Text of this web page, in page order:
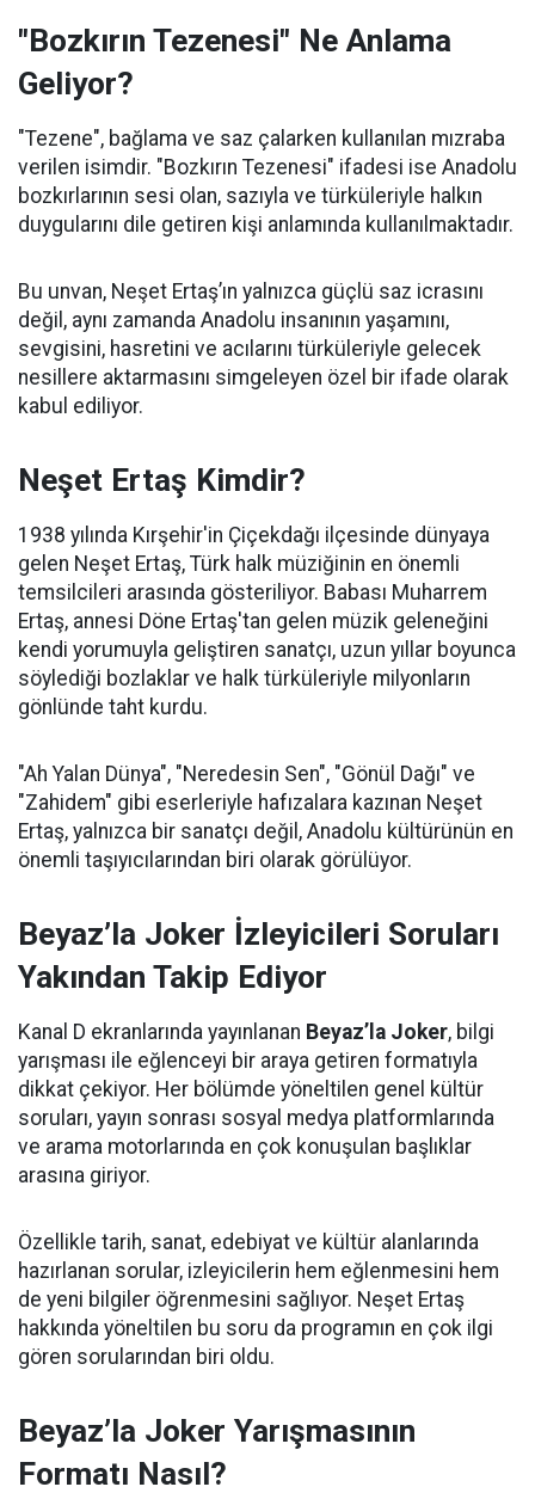
"Bozkırın Tezenesi" Ne Anlama
Geliyor?
"Tezene", bağlama ve saz çalarken kullanılan mızraba
verilen isimdir. "Bozkırın Tezenesi" ifadesi ise Anadolu
bozkırlarının sesi olan, sazıyla ve türküleriyle halkın
duygularını dile getiren kişi anlamında kullanılmaktadır.
Bu unvan, Neşet Ertaş’ın yalnızca güçlü saz icrasını
değil, aynı zamanda Anadolu insanının yaşamını,
sevgisini, hasretini ve acılarını türküleriyle gelecek
nesillere aktarmasını simgeleyen özel bir ifade olarak
kabul ediliyor.
Neşet Ertaş Kimdir?
1938 yılında Kırşehir'in Çiçekdağı ilçesinde dünyaya
gelen Neşet Ertaş, Türk halk müziğinin en önemli
temsilcileri arasında gösteriliyor. Babası Muharrem
Ertaş, annesi Döne Ertaş'tan gelen müzik geleneğini
kendi yorumuyla geliştiren sanatçı, uzun yıllar boyunca
söylediği bozlaklar ve halk türküleriyle milyonların
gönlünde taht kurdu.
"Ah Yalan Dünya", "Neredesin Sen", "Gönül Dağı" ve
"Zahidem" gibi eserleriyle hafızalara kazınan Neşet
Ertaş, yalnızca bir sanatçı değil, Anadolu kültürünün en
önemli taşıyıcılarından biri olarak görülüyor.
Beyaz’la Joker İzleyicileri Soruları
Yakından Takip Ediyor
Kanal D ekranlarında yayınlanan Beyaz’la Joker, bilgi
yarışması ile eğlenceyi bir araya getiren formatıyla
dikkat çekiyor. Her bölümde yöneltilen genel kültür
soruları, yayın sonrası sosyal medya platformlarında
ve arama motorlarında en çok konuşulan başlıklar
arasına giriyor.
Özellikle tarih, sanat, edebiyat ve kültür alanlarında
hazırlanan sorular, izleyicilerin hem eğlenmesini hem
de yeni bilgiler öğrenmesini sağlıyor. Neşet Ertaş
hakkında yöneltilen bu soru da programın en çok ilgi
gören sorularından biri oldu.
Beyaz’la Joker Yarışmasının
Formatı Nasıl?